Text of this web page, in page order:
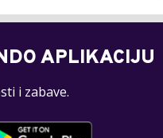
APLIKACIJU
i zabave.